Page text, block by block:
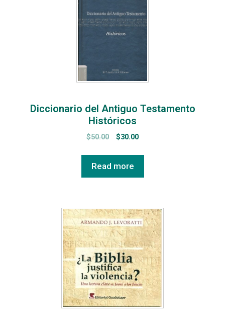
Diccionario del Antiguo Testamento
Históricos
$50.00 $30.00
Read more